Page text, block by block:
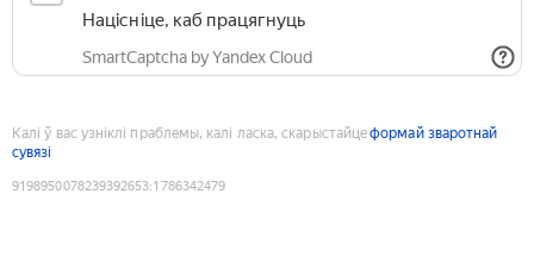
Націсніце, каб працягнуць
SmartCaptcha by Yandex Cloud
Калі ў вас узніклі праблемы, калі ласка, скарыстайцеформай зваротнай
сувязі
9198950078239392653:1786342479